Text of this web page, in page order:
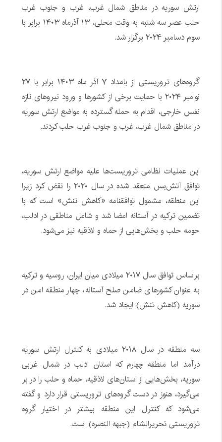
ارتش سوریه در مناطق شمال غرب، غرب و جنوب غرب
حلب عصر سه شنبه به وقت محلی، ۱۳ آذرماه ۱۴۰۳ برابر با
سوم دسامبر ۲۰۲۴ برگزار شد.
گروه‌های تروریستی از بامداد ۷ آذر ماه ۱۴۰۳ برابر با ۲۷
نوامبر ۲۰۲۴ با حمایت برخی از کشورها و ورود نیروهای تازه
نفس خارجی، اقدام به حمله گسترده به مواضع ارتش سوریه
در مناطق شمال غرب، غرب و جنوب غرب حلب کردند.
این عملیات نظامی تروریست‌ها علیه مواضع ارتش سوریه،
توافق آتش‌بس منعقد شده در سال ۲۰۲۰ را نقض کرد زیرا
این منطقه، مشمول توافقنامه «کاهش تنش» است که با
تضمین ترکیه در آستانه امضا شد و شامل مناطقی در ادلب،
حومه حلب و بخش‌هایی از حماه و لاذقیه نیز می‌شود.
براساس توافق سال ۲۰۱۷ میلادی میان ایران، روسیه و ترکیه
به عنوان کشورهای ضامن صلح آستانه، چهار منطقه امن در
سوریه (کاهش تنش) ایجاد شد.
سه منطقه در سال ۲۰۱۸ میلادی به کنترل ارتش سوریه
درآمد اما منطقه چهارم که استان ادلب در شمال غربی
سوریه، بخش‌هایی از استان‌های لاذقیه، حماه و حلب را در بر
می‌گیرد، هنوز در دست گروه‌های تروریستی قرار دارد و گفته
می‌شود که کنترل این منطقه بیشتر در اختیار گروه
تروریستی تحریرالشام (جبهه النصره) است.